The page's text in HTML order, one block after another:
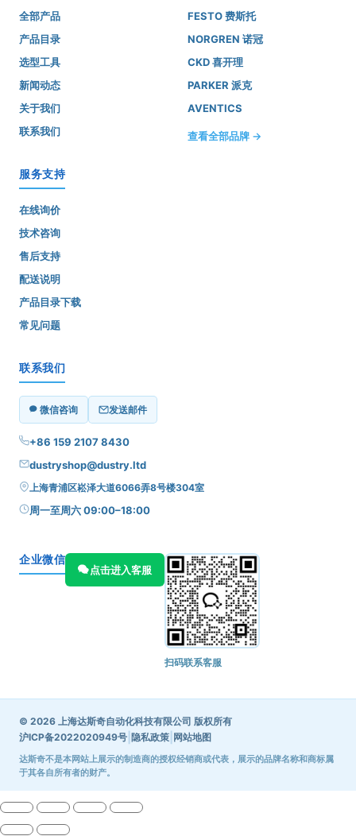
全部产品
产品目录
选型工具
新闻动态
关于我们
联系我们
FESTO 费斯托
NORGREN 诺冠
CKD 喜开理
PARKER 派克
AVENTICS
查看全部品牌 →
服务支持
在线询价
技术咨询
售后支持
配送说明
产品目录下载
常见问题
联系我们
微信咨询 发送邮件
+86 159 2107 8430
dustryshop@dustry.ltd
上海青浦区崧泽大道6066弄8号楼304室
周一至周六 09:00–18:00
企业微信
点击进入客服
扫码联系客服
© 2026 上海达斯奇自动化科技有限公司 版权所有
沪ICP备2022020949号 隐私政策 网站地图
达斯奇不是本网站上展示的制造商的授权经销商或代表，展示的品牌名称和商标属
于其各自所有者的财产。